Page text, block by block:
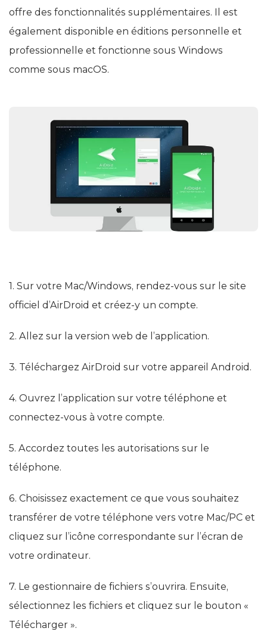
offre des fonctionnalités supplémentaires. Il est
également disponible en éditions personnelle et
professionnelle et fonctionne sous Windows
comme sous macOS.
1. Sur votre Mac/Windows, rendez-vous sur le site
officiel d’AirDroid et créez-y un compte.
2. Allez sur la version web de l’application.
3. Téléchargez AirDroid sur votre appareil Android.
4. Ouvrez l’application sur votre téléphone et
connectez-vous à votre compte.
5. Accordez toutes les autorisations sur le
téléphone.
6. Choisissez exactement ce que vous souhaitez
transférer de votre téléphone vers votre Mac/PC et
cliquez sur l’icône correspondante sur l’écran de
votre ordinateur.
7. Le gestionnaire de fichiers s’ouvrira. Ensuite,
sélectionnez les fichiers et cliquez sur le bouton «
Télécharger ».